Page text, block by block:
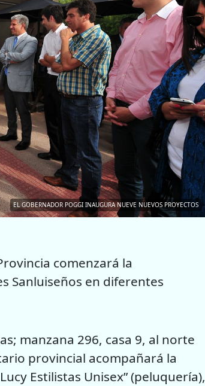
EL GOBERNADOR POGGI INAUGURA NUEVE NUEVOS PROYECTOS
comenzará la
Sanluiseños en diferentes
manzana 296, casa 9, al norte
provincial acompañará la
Estilistas Unisex” (peluquería),